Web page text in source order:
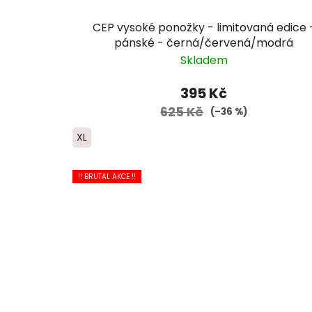
CEP vysoké ponožky - limitovaná edice
pánské - černá/červená/modrá
Skladem
395 Kč
625 Kč (–36 %)
XL
!! BRUTAL AKCE !!